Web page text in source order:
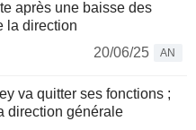
après une baisse des
la direction
20/06/25
AN
va quitter ses fonctions ;
direction générale